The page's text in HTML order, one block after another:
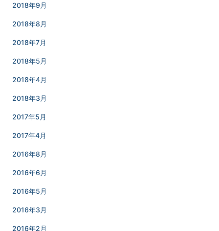
2018年9月
2018年8月
2018年7月
2018年5月
2018年4月
2018年3月
2017年5月
2017年4月
2016年8月
2016年6月
2016年5月
2016年3月
2016年2月